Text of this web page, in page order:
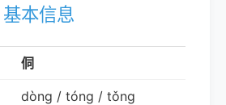
基本信息
侗
dòng / tóng / tǒng